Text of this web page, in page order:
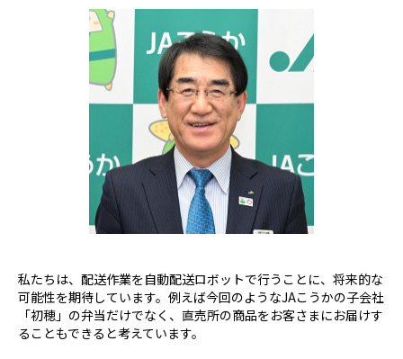
私たちは、配送作業を自動配送ロボットで行うことに、将来的な
可能性を期待しています。例えば今回のようなJAこうかの子会社
「初穂」の弁当だけでなく、直売所の商品をお客さまにお届けす
ることもできると考えています。